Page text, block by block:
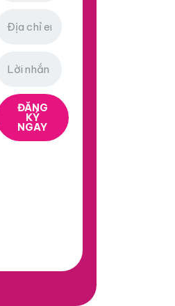
ĐĂNG
KÝ
NGAY